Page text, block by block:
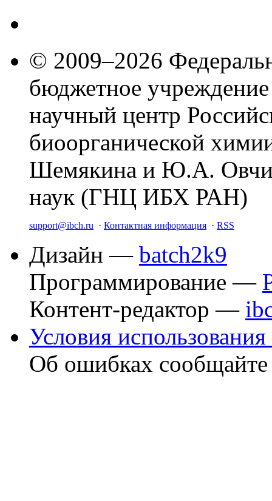
© 2009–2026
бюджетное
научный центр
биоорганической
Шемякина и Ю.А.
наук (ГНЦ ИБХ РАН)
support@ibch.ru · Контактная информация · RSS
Дизайн — batch2k9
Программирование —
Контент-редактор —
Условия использования
Об ошибках